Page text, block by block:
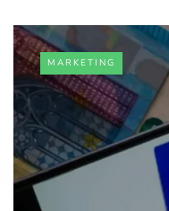
MARKETING